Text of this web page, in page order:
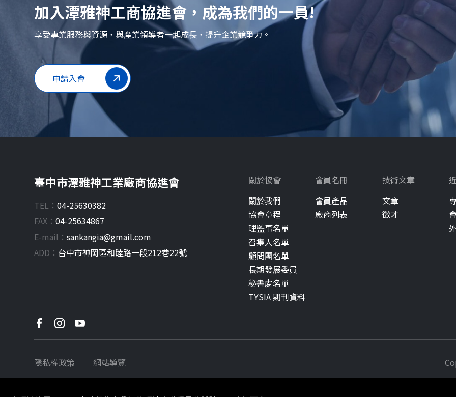
加入潭雅神工商協進會，成為我們的一員!
享受專業服務與資源，與產業領導者一起成長，提升企業競爭力。
申請入會
臺中市潭雅神工業廠商協進會
TEL：04-25630382
FAX：04-25634867
E-mail：sankangia@gmail.com
ADD： 台中市神岡區和睦路一段212巷22號
關於協會
關於我們
協會章程
理監事名單
召集人名單
顧問團名單
長期發展委員
秘書處名單
TYSIA 期刊資料
會員名冊
會員產品
廠商列表
技術文章
文章
徵才
隱私權政策 網站導覽